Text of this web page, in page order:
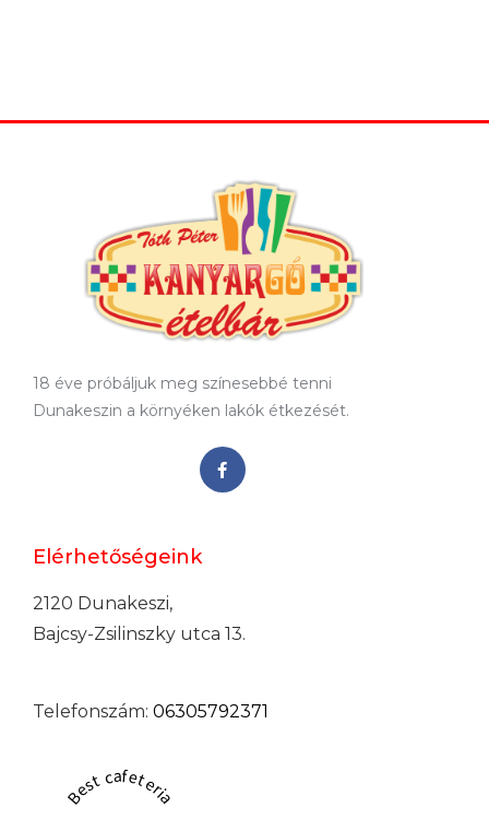
18 éve próbáljuk meg színesebbé tenni
Dunakeszin a környéken lakók étkezését.
Elérhetőségeink
2120 Dunakeszi,
Bajcsy-Zsilinszky utca 13.
Telefonszám: 06305792371
Best cafeteria